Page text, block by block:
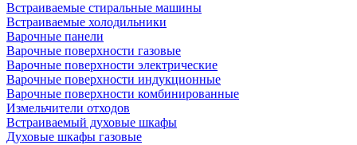
Встраиваемые стиральные машины
Встраиваемые холодильники
Варочные панели
Варочные поверхности газовые
Варочные поверхности электрические
Варочные поверхности индукционные
Варочные поверхности комбинированные
Измельчители отходов
Встраиваемый духовые шкафы
Духовые шкафы газовые